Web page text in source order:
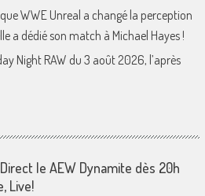
WWE Unreal a changé la perception
a dédié son match à Michael Hayes !
Night RAW du 3 août 2026, l’après
le AEW Dynamite dès 20h
Live!